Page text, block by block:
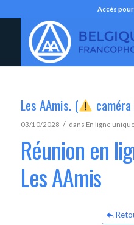
Accès
Les AAmis. (
03/10/2028 / dans En ligne
Réunion en
Les AAmis